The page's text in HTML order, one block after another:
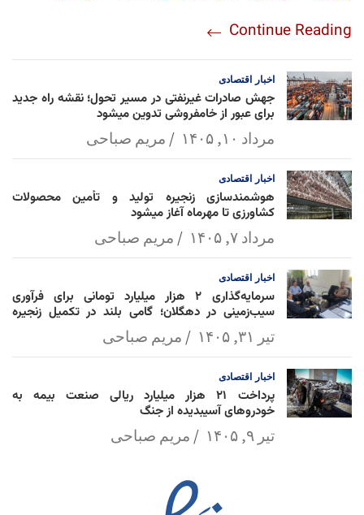
ok
Ap
p
Lin
k
l
Continue Reading
اخبار اقتصادی
جهش صادرات غیرنفتی در مسیر تحول؛ نقشه راه جدید
برای عبور از خامفروشی تدوین میشود
مرداد ۱۰, ۱۴۰۵ مریم صباحی
اخبار اقتصادی
هوشمندسازی زنجیره تولید و تأمین محصولات
کشاورزی تا مهرماه آغاز میشود
مرداد ۷, ۱۴۰۵ مریم صباحی
اخبار اقتصادی
سرمایه‌گذاری ۲ هزار میلیارد تومانی برای فرآوری
سیب‌زمینی در دهگلان؛ گامی بلند در تکمیل زنجیره
ارزش کشاورزیتیر ۳۱, ۱۴۰۵ مریم صباحی
اخبار اقتصادی
پرداخت ۲۱ هزار میلیارد ریالی صنعت بیمه به
خودروهای آسیبدیده از جنگ
تیر ۹, ۱۴۰۵ مریم صباحی